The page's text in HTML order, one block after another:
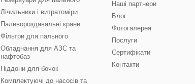
Лічильники і витратоміри
Паливороздавальні крани
Фільтри для пального
Обладнання для АЗС та
нафтобаз
Піддони для бочок
Комплектуючі до насосів та
Наші партнери
Блог
Фотогалерея
Послуги
Сертифікати
Контакти